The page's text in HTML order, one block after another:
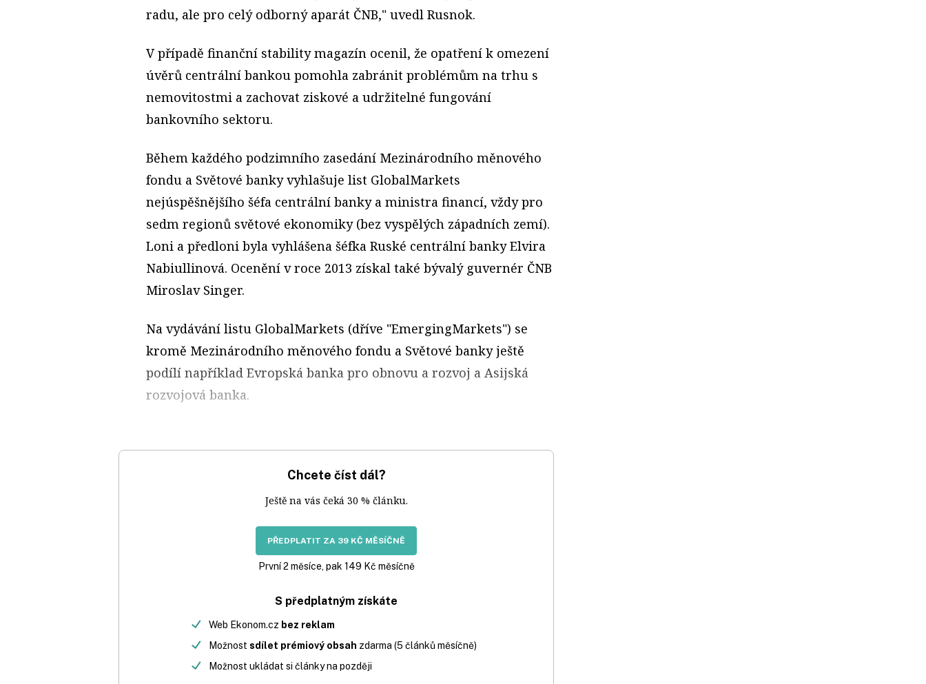
radu, ale pro celý odborný aparát ČNB," uvedl Rusnok.
V případě finanční stability magazín ocenil, že opatření k omezení
úvěrů centrální bankou pomohla zabránit problémům na trhu s
nemovitostmi a zachovat ziskové a udržitelné fungování
bankovního sektoru.
Během každého podzimního zasedání Mezinárodního měnového
fondu a Světové banky vyhlašuje list GlobalMarkets
nejúspěšnějšího šéfa centrální banky a ministra financí, vždy pro
sedm regionů světové ekonomiky (bez vyspělých západních zemí).
Loni a předloni byla vyhlášena šéfka Ruské centrální banky Elvira
Nabiullinová. Ocenění v roce 2013 získal také bývalý guvernér ČNB
Miroslav Singer.
Na vydávání listu GlobalMarkets (dříve "EmergingMarkets") se
kromě Mezinárodního měnového fondu a Světové banky ještě
podílí například Evropská banka pro obnovu a rozvoj a Asijská
rozvojová banka.
Chcete číst dál?
Ještě na vás čeká 30 % článku.
PŘEDPLATIT ZA 39 KČ MĚSÍČNĚ
První 2 měsíce, pak 149 Kč měsíčně
S předplatným získáte
Web Ekonom.cz bez reklam
Možnost sdílet prémiový obsah zdarma (5 článků měsíčně)
Možnost ukládat si články na později